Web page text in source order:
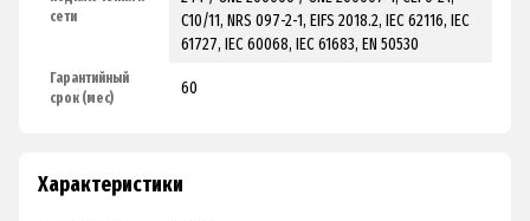
сети
C10/11, NRS 097-2-1, EIFS 2018.2, IEC 62116, IEC
61727, IEC 60068, IEC 61683, EN 50530
Гарантийный
срок (мес)
60
Характеристики